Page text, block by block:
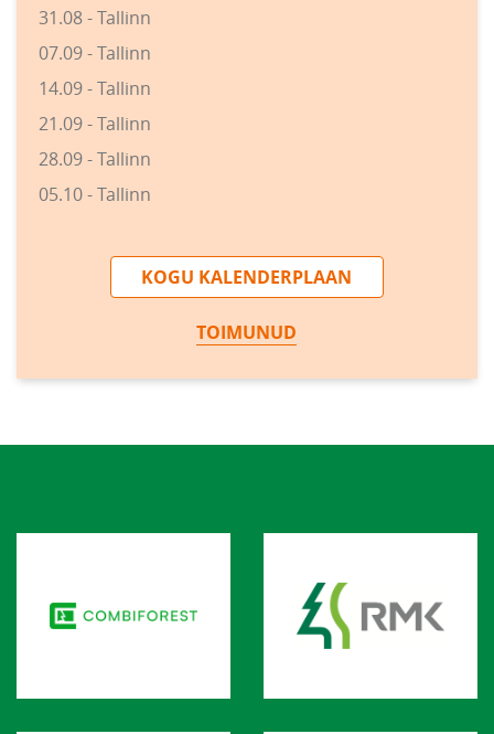
31.08 - Tallinn
07.09 - Tallinn
14.09 - Tallinn
21.09 - Tallinn
28.09 - Tallinn
05.10 - Tallinn
KOGU KALENDERPLAAN
TOIMUNUD